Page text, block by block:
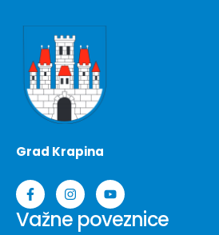
Grad Krapina
Važne poveznice